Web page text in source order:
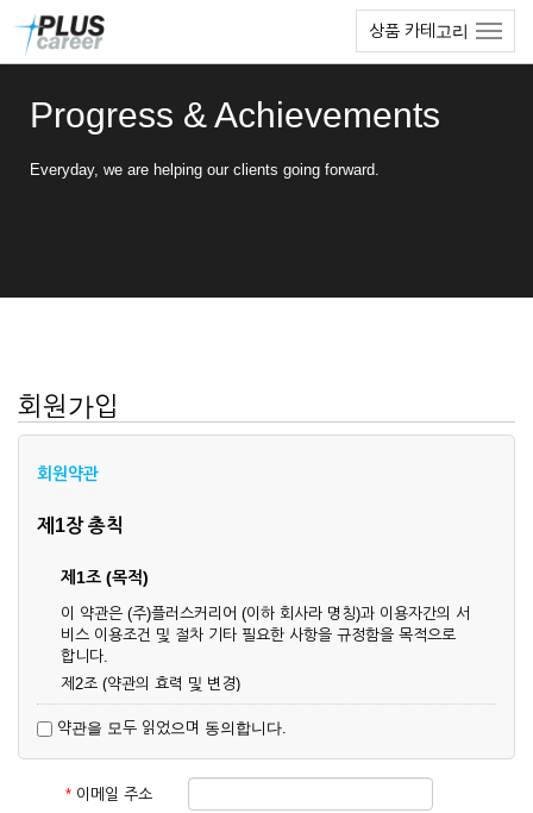
상품 카테고리
Progress & Achievements
Everyday, we are helping our clients going forward.
회원가입
회원약관
제1장 총칙
제1조 (목적)
이 약관은 (주)플러스커리어 (이하 회사라 명칭)과 이용자간의 서
비스 이용조건 및 절차 기타 필요한 사항을 규정함을 목적으로
합니다.
제2조 (약관의 효력 및 변경)
업상 중요 하거나 합리적인 사유가 발생할 경우 온라인 공사를
통하여 변경할 수 있습니다.
② 회원은 변경된 약관에 동의하지 않을 경우 서비스 이용을 중
단하고 이용계약을 해지할 수 있습니다. 약관의 효력 발생일 이
약관을 모두 읽었으며 동의합니다.
* 이메일 주소